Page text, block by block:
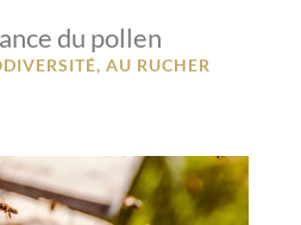
du pollen
, AU RUCHER